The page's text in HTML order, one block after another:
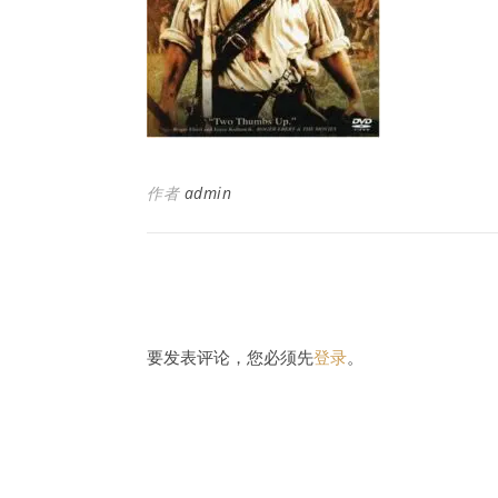
作者 admin
要发表评论，您必须先登录。